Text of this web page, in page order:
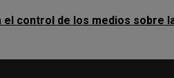
control de los medios sobre